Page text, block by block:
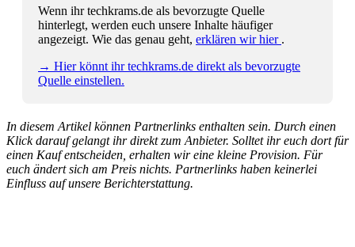
Wenn ihr techkrams.de als bevorzugte Quelle
hinterlegt, werden euch unsere Inhalte häufiger
angezeigt. Wie das genau geht, erklären wir hier .
→ Hier könnt ihr techkrams.de direkt als bevorzugte
Quelle einstellen.
In diesem Artikel können Partnerlinks enthalten sein. Durch einen
Klick darauf gelangt ihr direkt zum Anbieter. Solltet ihr euch dort für
einen Kauf entscheiden, erhalten wir eine kleine Provision. Für
euch ändert sich am Preis nichts. Partnerlinks haben keinerlei
Einfluss auf unsere Berichterstattung.